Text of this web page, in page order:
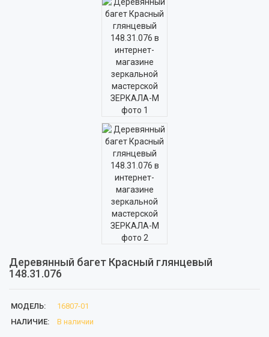
Деревянный багет Красный глянцевый
148.31.076
МОДЕЛЬ:
16807-01
НАЛИЧИЕ:
В наличии